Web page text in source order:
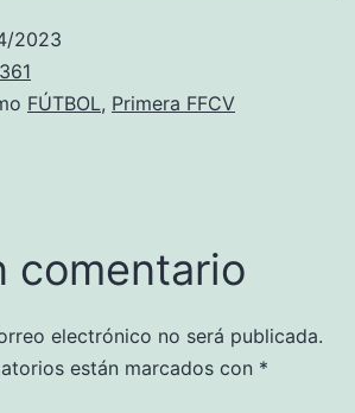
2023
FÚTBOL, Primera FFCV
comentario
electrónico no será publicada.
están marcados con *